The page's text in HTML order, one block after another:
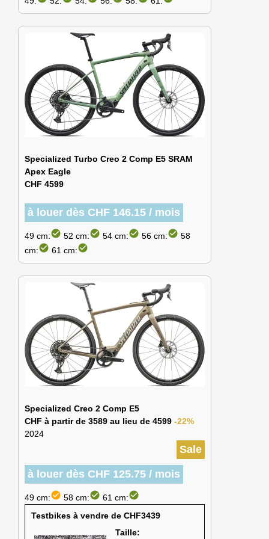
Specialized Turbo Creo 2 Comp E5 SRAM
Apex Eagle
CHF 4599
à louer dès CHF 146.15 / mois
49 cm:check_circle 52 cm:check_circle 54 cm:check_circle 56 cm:check_circle 58
cm:check_circle 61 cm:check_circle
Specialized Creo 2 Comp E5
CHF à partir de 3589 au lieu de 4599 -22%
2024
Sale
à louer dès CHF 125.75 / mois
49 cm:check_circle 58 cm:check_circle 61 cm:check_circle
Testbikes à vendre de CHF3439
Taille: